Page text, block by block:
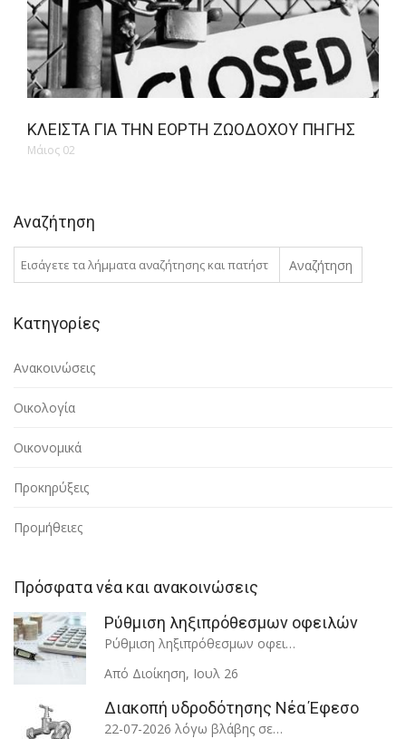
ΚΛΕΙΣΤΆ ΓΙΑ ΤΗΝ ΕΟΡΤΉ ΖΩΟΔΌΧΟΥ ΠΗΓΉΣ
Μάιος 02
Αναζήτηση
Αναζήτηση
Κατηγορίες
Ανακοινώσεις
Οικολογία
Οικονομικά
Προκηρύξεις
Προμήθειες
Πρόσφατα νέα και ανακοινώσεις
Ρύθμιση ληξιπρόθεσμων οφειλών
Ρύθμιση ληξιπρόθεσμων οφει…
Από Διοίκηση, Ιουλ 26
Διακοπή υδροδότησης Νέα Έφεσο
22-07-2026 λόγω βλάβης σε…